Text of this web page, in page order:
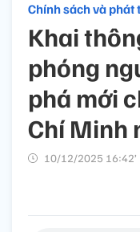
Chính sách và phát
Khai
phóng
phá mới
Chí Minh
10/12/2025 16:42’